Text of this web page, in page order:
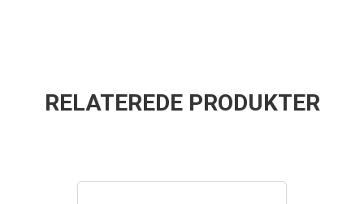
RELATEREDE PRODUKTER